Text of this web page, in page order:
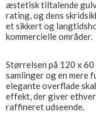
æstetisk tiltalende
rating, og dens
et sikkert og
kommercielle områder.
Størrelsen på 120 x
samlinger og en mere
elegante overflade
effekt, der giver
raffineret udseende.